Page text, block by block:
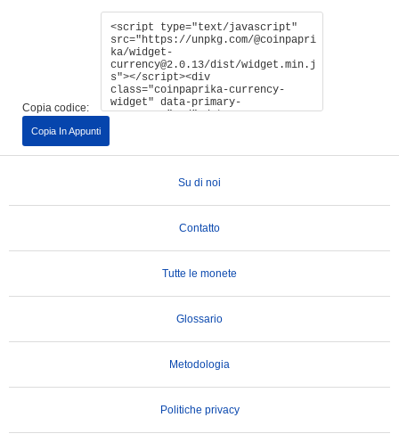
Copia codice:
Copia In Appunti
Su di noi
Contatto
Tutte le monete
Glossario
Metodologia
Politiche privacy